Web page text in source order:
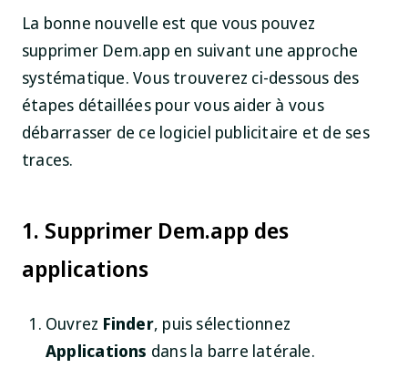
La bonne nouvelle est que vous pouvez
supprimer Dem.app en suivant une approche
systématique. Vous trouverez ci-dessous des
étapes détaillées pour vous aider à vous
débarrasser de ce logiciel publicitaire et de ses
traces.
1. Supprimer Dem.app des
applications
Ouvrez Finder, puis sélectionnez
Applications dans la barre latérale.